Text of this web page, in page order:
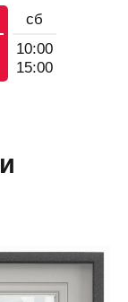
сб
10:00
15:00